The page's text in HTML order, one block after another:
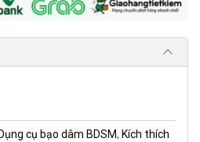
Dụng cụ bạo dâm BDSM, Kích thích